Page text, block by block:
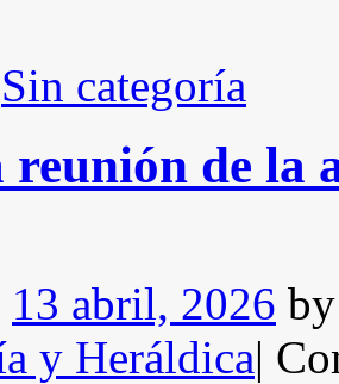
Sin categoría
reunión de la
13 abril, 2026 by
y Heráldica|